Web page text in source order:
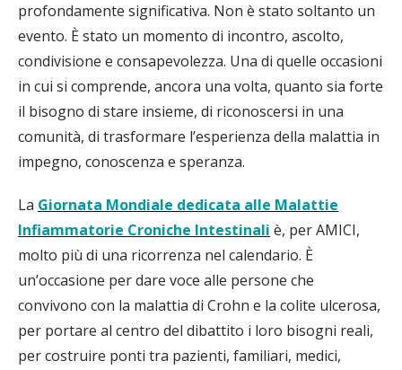
profondamente significativa. Non è stato soltanto un
evento. È stato un momento di incontro, ascolto,
condivisione e consapevolezza. Una di quelle occasioni
in cui si comprende, ancora una volta, quanto sia forte
il bisogno di stare insieme, di riconoscersi in una
comunità, di trasformare l’esperienza della malattia in
impegno, conoscenza e speranza.
La Giornata Mondiale dedicata alle Malattie
Infiammatorie Croniche Intestinali è, per AMICI,
molto più di una ricorrenza nel calendario. È
un’occasione per dare voce alle persone che
convivono con la malattia di Crohn e la colite ulcerosa,
per portare al centro del dibattito i loro bisogni reali,
per costruire ponti tra pazienti, familiari, medici,